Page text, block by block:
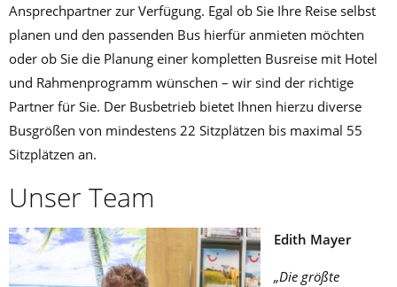
Ansprechpartner zur Verfügung. Egal ob Sie Ihre Reise selbst
planen und den passenden Bus hierfür anmieten möchten
oder ob Sie die Planung einer kompletten Busreise mit Hotel
und Rahmenprogramm wünschen – wir sind der richtige
Partner für Sie. Der Busbetrieb bietet Ihnen hierzu diverse
Busgrößen von mindestens 22 Sitzplätzen bis maximal 55
Sitzplätzen an.
Unser Team
Edith Mayer
„Die größte